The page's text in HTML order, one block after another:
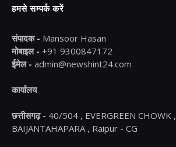
हमसे सम्पर्क करें
संपादक - Mansoor Hasan
मोबाइल - +91 9300847172
ईमेल - admin@newshint24.com
कार्यालय
छत्तीसगढ़ - 40/504 , EVERGREEN CHOWK ,
BAIJANTAHAPARA , Raipur - CG